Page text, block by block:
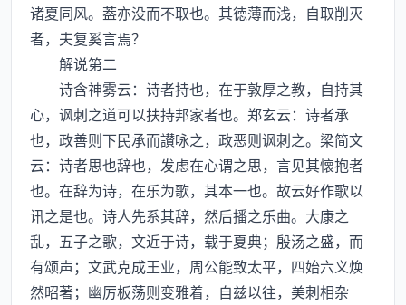
诸夏同风。葢亦没而不取也。其徳薄而浅，自取削灭
者，夫复奚言焉？
解说第二
诗含神雾云：诗者持也，在于敦厚之教，自持其
心，讽刺之道可以扶持邦家者也。郑玄云：诗者承
也，政善则下民承而讃咏之，政恶则讽刺之。梁简文
云：诗者思也辞也，发虑在心谓之思，言见其懐抱者
也。在辞为诗，在乐为歌，其本一也。故云好作歌以
讯之是也。诗人先系其辞，然后播之乐曲。大康之
乱，五子之歌，文近于诗，载于夏典；殷汤之盛，而
有颂声；文武克成王业，周公能致太平，四始六义焕
然昭著；幽厉板荡则变雅着，自兹以往，美刺相杂